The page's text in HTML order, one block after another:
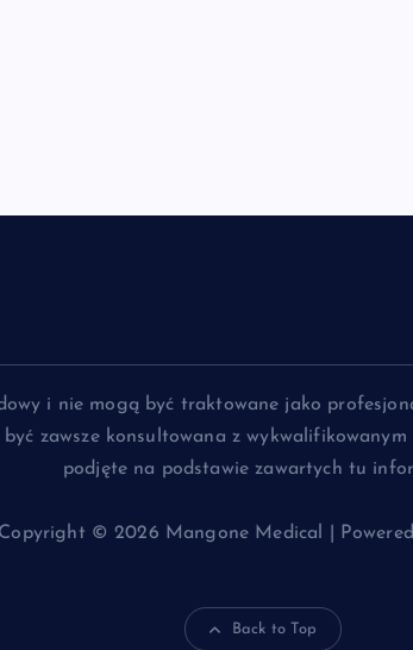
i nie mogą być traktowane jako
zawsze konsultowana z
podjęte na podstawie zawartych tu
Copyright © 2026 Mangone Medical |
Back to Top